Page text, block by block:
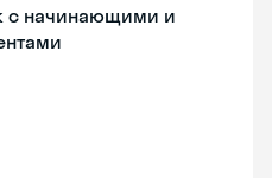
с начинающими и